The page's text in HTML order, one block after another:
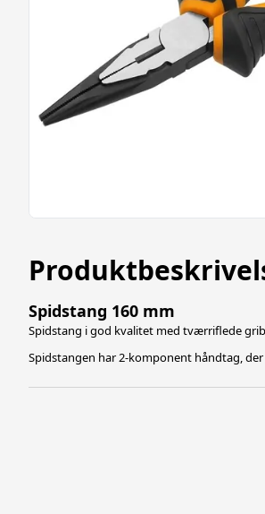
Spidstang 160 mm
Spidstang i god kvalitet med tværriflede
Spidstangen har 2-komponent håndtag,